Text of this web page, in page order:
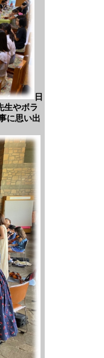
日
生やボラ
に思い出